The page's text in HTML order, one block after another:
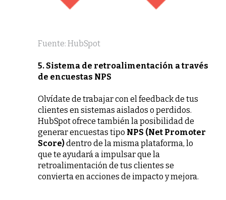
Fuente: HubSpot
5. Sistema de retroalimentación a través
de encuestas NPS
Olvídate de trabajar con el feedback de tus
clientes en sistemas aislados o perdidos.
HubSpot ofrece también la posibilidad de
generar encuestas tipo NPS (Net Promoter
Score)dentro de la misma plataforma, lo
que te ayudará a impulsar que la
retroalimentación de tus clientes se
convierta en acciones de impacto y mejora.